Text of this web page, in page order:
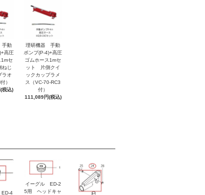
動
高圧
セ
じ
ラオ
）
税込)
理研機器 手動
ポンプ(P-4)+高圧
ゴムホース1mセ
ット 片側クイ
ックカップラメ
ス（VC-70-RC3
付）
111,089円(税込)
4
イーグル ED-2
5用 ヘッドキャ